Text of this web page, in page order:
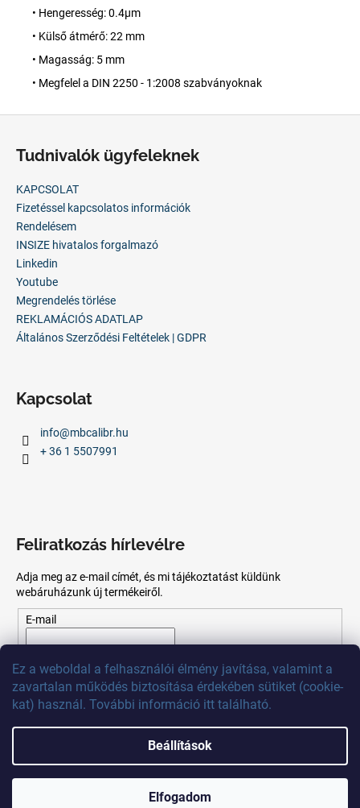
Ez a weboldal a felhasználói élmény javítása, valamint a
zavartalan működés biztosítása érdekében sütiket (cookie-
kat) használ. További információ itt található.
Beállítások
Elfogadom
• Hengeresség: 0.4µm
• Külső átmérő: 22 mm
• Magasság: 5 mm
• Megfelel a DIN 2250 - 1:2008 szabványoknak
Tudnivalók ügyfeleknek
KAPCSOLAT
Fizetéssel kapcsolatos információk
Rendelésem
INSIZE hivatalos forgalmazó
Linkedin
Youtube
Megrendelés törlése
REKLAMÁCIÓS ADATLAP
Általános Szerződési Feltételek | GDPR
Kapcsolat
info@mbcalibr.hu
+ 36 1 5507991
Feliratkozás hírlevélre
Adja meg az e-mail címét, és mi tájékoztatást küldünk
webáruházunk új termékeiről.
E-mail
szabályzatot.
FELIRATKOZÁS
MB Calibr. Minden jog fenntartva.